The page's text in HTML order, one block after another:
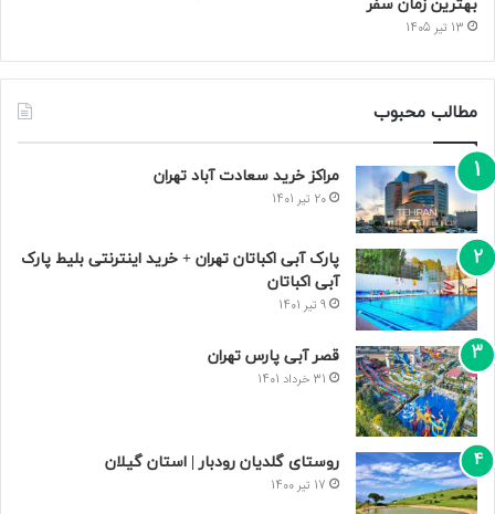
بهترین زمان سفر
13 تیر 1405
مطالب محبوب
مراکز خرید سعادت‌ آباد تهران
20 تیر 1401
پارک آبی اکباتان تهران + خرید اینترنتی بلیط پارک
آبی اکباتان
9 تیر 1401
قصر آبی پارس تهران
31 خرداد 1401
روستای گلدیان رودبار | استان گیلان
17 تیر 1400